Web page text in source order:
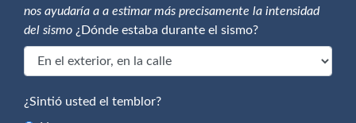
nos ayudaría a a estimar más precisamente la intensidad
del sismo ¿Dónde estaba durante el sismo?
¿Sintió usted el temblor?